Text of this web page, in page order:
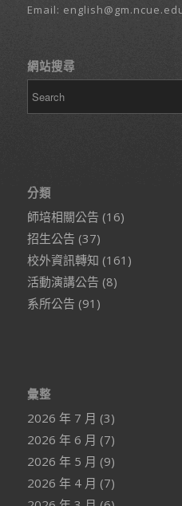
Email:
網站搜尋
分類
師培相關公告 (16)
招生公告 (37)
校外資訊轉知 (161)
活動演講公告 (8)
系所公告 (91)
彙整
2026 年 7 月 (3)
2026 年 6 月 (7)
2026 年 5 月 (9)
2026 年 4 月 (7)